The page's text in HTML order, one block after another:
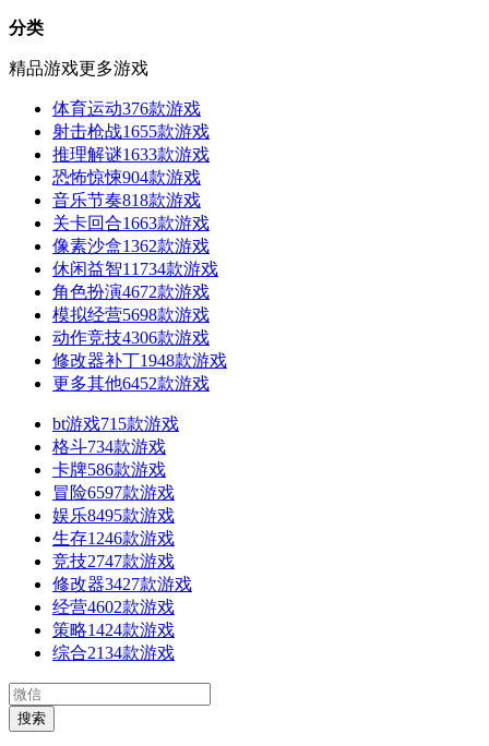
分类
精品游戏更多游戏
体育运动376款游戏
射击枪战1655款游戏
推理解谜1633款游戏
恐怖惊悚904款游戏
音乐节奏818款游戏
关卡回合1663款游戏
像素沙盒1362款游戏
休闲益智11734款游戏
角色扮演4672款游戏
模拟经营5698款游戏
动作竞技4306款游戏
修改器补丁1948款游戏
更多其他6452款游戏
bt游戏715款游戏
格斗734款游戏
卡牌586款游戏
冒险6597款游戏
娱乐8495款游戏
生存1246款游戏
竞技2747款游戏
修改器3427款游戏
经营4602款游戏
策略1424款游戏
综合2134款游戏